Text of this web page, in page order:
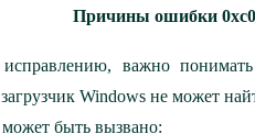
Причины ошибки
важно
Windows не может
быть вызвано: